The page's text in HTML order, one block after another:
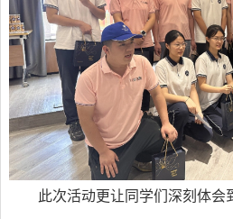
此次活动更让同学们深刻体会